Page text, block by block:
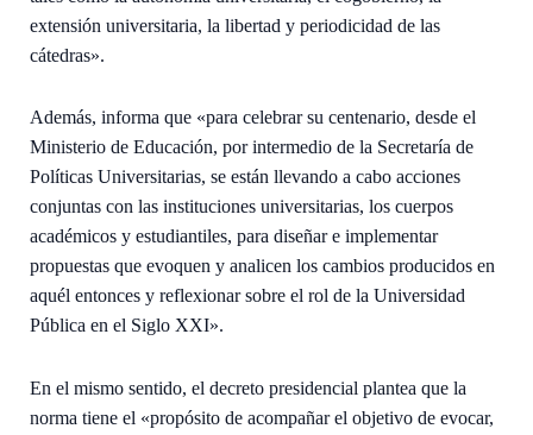
extensión universitaria, la libertad y periodicidad de las
cátedras».
Además, informa que «para celebrar su centenario, desde el
Ministerio de Educación, por intermedio de la Secretaría de
Políticas Universitarias, se están llevando a cabo acciones
conjuntas con las instituciones universitarias, los cuerpos
académicos y estudiantiles, para diseñar e implementar
propuestas que evoquen y analicen los cambios producidos en
aquél entonces y reflexionar sobre el rol de la Universidad
Pública en el Siglo XXI».
En el mismo sentido, el decreto presidencial plantea que la
norma tiene el «propósito de acompañar el objetivo de evocar,